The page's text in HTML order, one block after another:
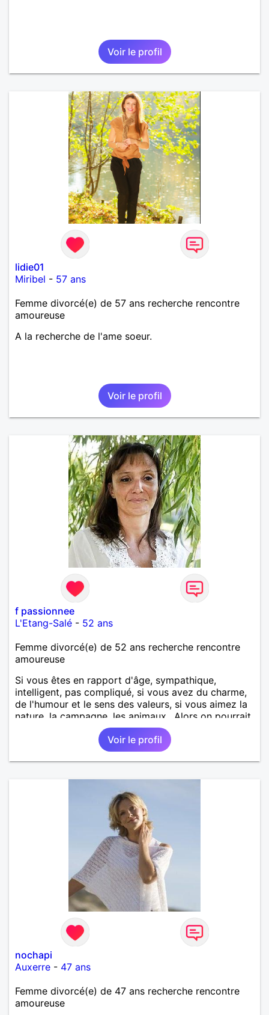
Voir le profil
lidie01
Miribel - 57 ans
Femme divorcé(e) de 57 ans recherche rencontre
amoureuse
A la recherche de l'ame soeur.
Voir le profil
f passionnee
L'Etang-Salé - 52 ans
Femme divorcé(e) de 52 ans recherche rencontre
amoureuse
Si vous êtes en rapport d'âge, sympathique,
intelligent, pas compliqué, si vous avez du charme,
de l'humour et le sens des valeurs, si vous aimez la
nature, la campagne, les animaux.. Alors on pourrait
s'entendre, du coup n'hésitez pas à me contacter.
Voir le profil
nochapi
Auxerre - 47 ans
Femme divorcé(e) de 47 ans recherche rencontre
amoureuse